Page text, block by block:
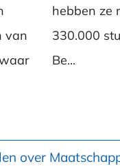
van
hebben ze
330.000
Be...
over